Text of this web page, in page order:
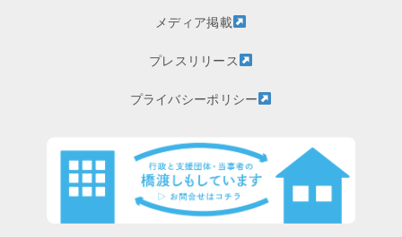
メディア掲載
プレスリリース
プライバシーポリシー